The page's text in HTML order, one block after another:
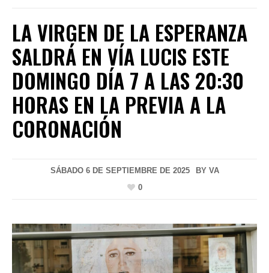
LA VIRGEN DE LA ESPERANZA
SALDRÁ EN VÍA LUCIS ESTE
DOMINGO DÍA 7 A LAS 20:30
HORAS EN LA PREVIA A LA
CORONACIÓN
SÁBADO 6 DE SEPTIEMBRE DE 2025 BY VA
0